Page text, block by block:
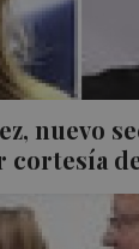
nuevo
cortesía